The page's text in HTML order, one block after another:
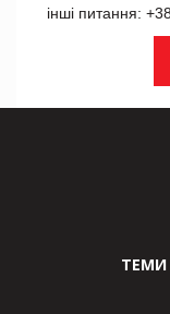
інші питання:
ТЕМИ